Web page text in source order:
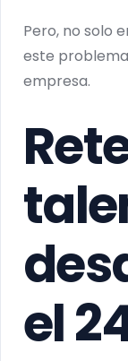
Pero, no solo
este
empresa.
el